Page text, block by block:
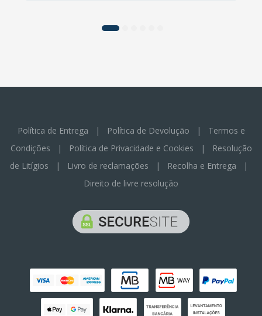
Política de Entrega | Política de Devolução | Termos e
Condições | Política de Privacidade e Cookies |
Resolução
de Litígios | Livro de reclamações | Recolha e Entrega |
Direito de livre resolução